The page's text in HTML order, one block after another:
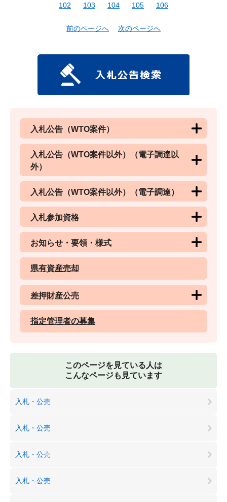
102
103 104 105 106
前のページへ 次のページへ
入札公告（WTO案件）
入札公告（WTO案件以外）（電子調達以
外）
入札公告（WTO案件以外）（電子調達）
入札参加資格
お知らせ・要領・様式
県有資産売却
差押財産公売
指定管理者の募集
このページを見ている人は
こんなページも見ています
入札・公売
入札・公売
入札・公売
入札・公売